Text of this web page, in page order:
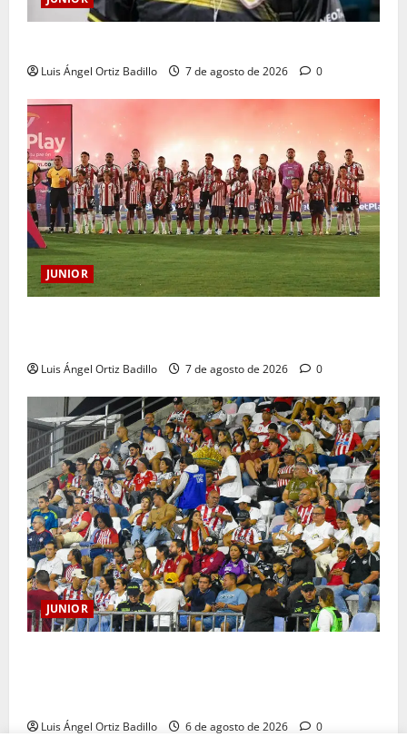
Luis Ángel Ortiz Badillo 7 de agosto de 2026 0
JUNIOR
Luis Ángel Ortiz Badillo 7 de agosto de 2026 0
JUNIOR
Luis Ángel Ortiz Badillo 6 de agosto de 2026 0